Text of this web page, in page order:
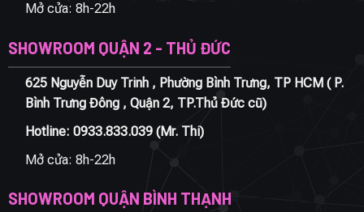
Mở cửa: 8h-22h
SHOWROOM QUẬN 2 - THỦ ĐỨC
625 Nguyễn Duy Trinh , Phường Bình Trưng, TP HCM ( P.
Bình Trưng Đông , Quận 2, TP.Thủ Đức cũ)
Hotline: 0933.833.039(Mr. Thi)
Mở cửa: 8h-22h
SHOWROOM QUẬN BÌNH THẠNH